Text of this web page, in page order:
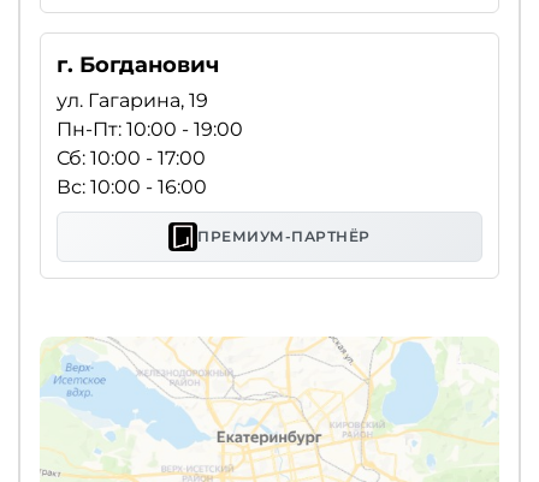
г. Богданович
ул. Гагарина, 19
Пн-Пт: 10:00 - 19:00
Сб: 10:00 - 17:00
Вс: 10:00 - 16:00
ПРЕМИУМ-ПАРТНЁР